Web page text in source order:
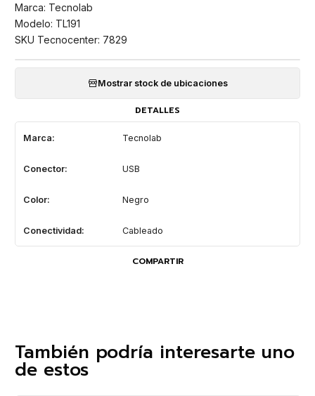
Marca: Tecnolab
Modelo: TL191
SKU Tecnocenter: 7829
Mostrar stock de ubicaciones
DETALLES
Marca: Tecnolab
Conector: USB
Color: Negro
Conectividad: Cableado
COMPARTIR
También podría interesarte uno
de estos